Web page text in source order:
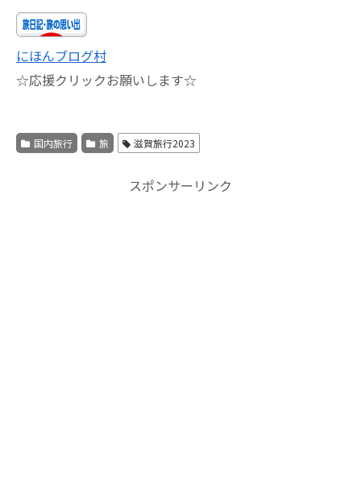
にほんブログ村
☆応援クリックお願いします☆
国内旅行 旅 滋賀旅行2023
スポンサーリンク